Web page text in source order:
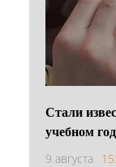
Стали
учебном
9 августа